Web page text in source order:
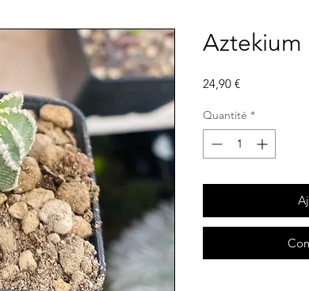
24,90 €Prix
Quantité *